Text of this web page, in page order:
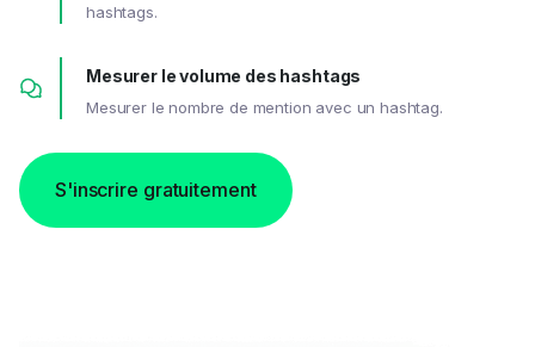
hashtags.
Mesurer le volume des hashtags
Mesurer le nombre de mention avec un hashtag.
S'inscrire gratuitement